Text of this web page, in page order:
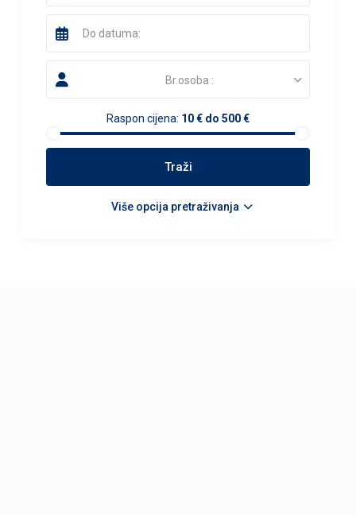
Br.osoba :
Raspon cijena: 10 € do 500 €
Više opcija pretraživanja